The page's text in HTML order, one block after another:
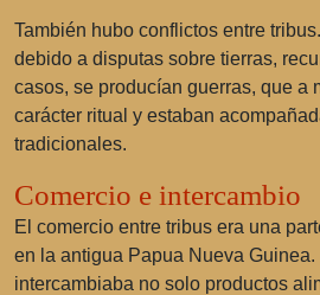
También hubo conflictos entre
debido a disputas sobre tierras,
casos, se producían guerras, que a
carácter ritual y estaban
tradicionales.
Comercio e intercambio
El comercio entre tribus era una
en la antigua Papua Nueva Guinea.
intercambiaba no solo productos